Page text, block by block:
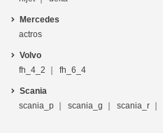
Mercedes
actros
Volvo
fh_4_2
fh_6_4
Scania
scania_p
scania_g scania_r